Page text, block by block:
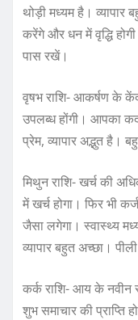
थोड़ी मध्यम है। व्यापार
करेंगे और धन में वृद्धि
पास रखें।
वृषभ राशि- आकर्षण के
उपलब्ध होंगी। आपका
प्रेम, व्यापार अद्भुत है।
मिथुन राशि- खर्च की
में खर्च होगा। फिर भी
जैसा लगेगा। स्वास्थ्य
व्यापार बहुत अच्छा।
कर्क राशि- आय के नवीन
शुभ समाचार की प्राप्ति